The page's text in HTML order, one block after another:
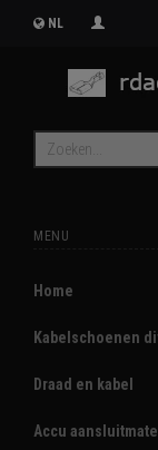
NL
MENU
Home
Kabelschoenen
Draad en kabel
Accu